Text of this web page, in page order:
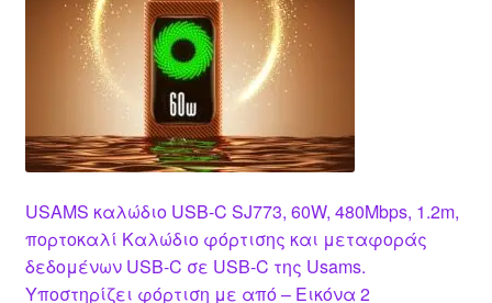
USAMS καλώδιο USB-C SJ773, 60W, 480Mbps, 1.2m,
πορτοκαλί Καλώδιο φόρτισης και μεταφοράς
δεδομένων USB-C σε USB-C της Usams.
Υποστηρίζει φόρτιση με από – Εικόνα 2